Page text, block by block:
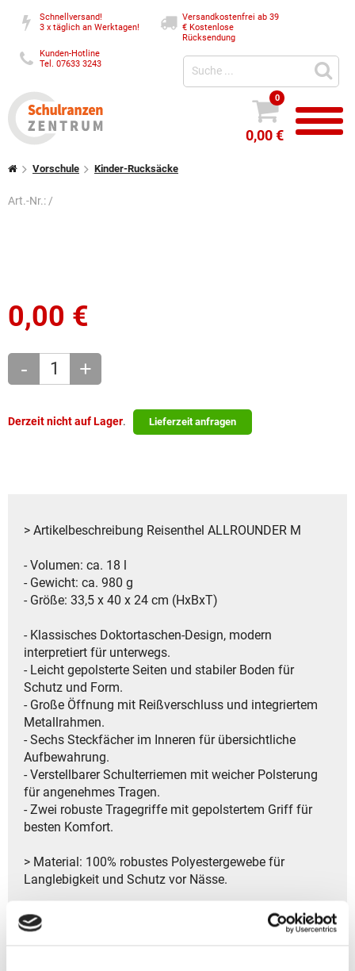
Schnellversand!
3 x täglich an Werktagen!
Versandkostenfrei ab 39
€Kostenlose
Rücksendung
Kunden-Hotline
Tel. 07633 3243
0
0,00 €
Vorschule Kinder-Rucksäcke
Art.-Nr.:/
0,00 €
- +
Derzeit nicht auf Lager. Lieferzeit anfragen
> Artikelbeschreibung Reisenthel ALLROUNDER M
- Volumen: ca. 18 l
- Gewicht: ca. 980 g
- Größe: 33,5 x 40 x 24 cm (HxBxT)
- Klassisches Doktortaschen-Design, modern
interpretiert für unterwegs.
- Leicht gepolsterte Seiten und stabiler Boden für
Schutz und Form.
- Große Öffnung mit Reißverschluss und integriertem
Metallrahmen.
- Sechs Steckfächer im Inneren für übersichtliche
Aufbewahrung.
- Verstellbarer Schulterriemen mit weicher Polsterung
für angenehmes Tragen.
- Zwei robuste Tragegriffe mit gepolstertem Griff für
besten Komfort.
> Material: 100% robustes Polyestergewebe für
Langlebigkeit und Schutz vor Nässe.
> Hersteller: Reisenthel Accessoires GmbH & Co. KG
Zeppelinstr. 4